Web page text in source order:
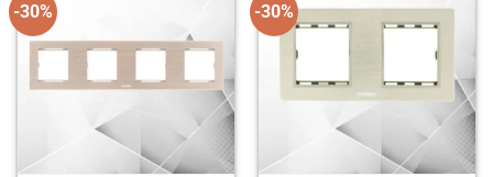
-30% -30%